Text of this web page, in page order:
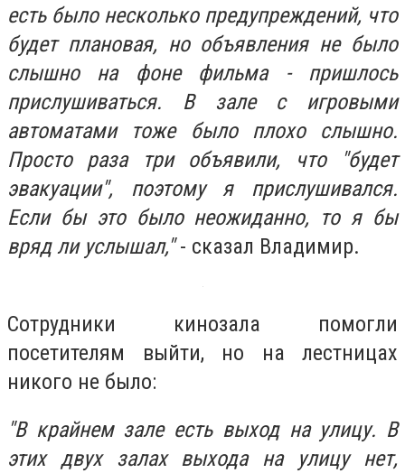
есть было несколько предупреждений, что
будет плановая, но объявления не было
слышно на фоне фильма - пришлось
прислушиваться. В зале с игровыми
автоматами тоже было плохо слышно.
Просто раза три объявили, что "будет
эвакуации", поэтому я прислушивался.
Если бы это было неожиданно, то я бы
вряд ли услышал,"- сказал Владимир.
Сотрудники кинозала помогли
посетителям выйти, но на лестницах
никого не было:
"В крайнем зале есть выход на улицу. В
этих двух залах выхода на улицу нет,